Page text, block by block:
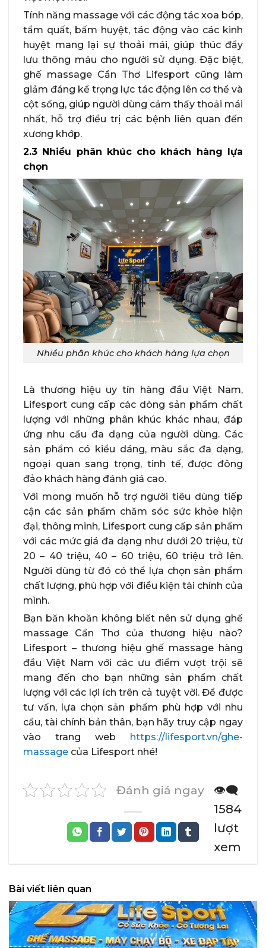
Tính năng massage với các động tác xoa bóp,
tẩm quất, bấm huyệt, tác động vào các kinh
huyệt mang lại sự thoải mái, giúp thúc đẩy
lưu thông máu cho người sử dụng. Đặc biệt,
ghế massage Cần Thơ Lifesport cũng làm
giảm đáng kể trọng lực tác động lên cơ thể và
cột sống, giúp người dùng cảm thấy thoải mái
nhất, hỗ trợ điều trị các bệnh liên quan đến
xương khớp.
2.3 Nhiều phân khúc cho khách hàng lựa
chọn
Nhiều phân khúc cho khách hàng lựa chọn
Là thương hiệu uy tín hàng đầu Việt Nam,
Lifesport cung cấp các dòng sản phẩm chất
lượng với những phân khúc khác nhau, đáp
ứng nhu cầu đa dạng của người dùng. Các
sản phẩm có kiểu dáng, màu sắc đa dạng,
ngoại quan sang trọng, tinh tế, được đông
đảo khách hàng đánh giá cao.
Với mong muốn hỗ trợ người tiêu dùng tiếp
cận các sản phẩm chăm sóc sức khỏe hiện
đại, thông minh, Lifesport cung cấp sản phẩm
với các mức giá đa dạng như dưới 20 triệu, từ
20 – 40 triệu, 40 – 60 triệu, 60 triệu trở lên.
Người dùng từ đó có thể lựa chọn sản phẩm
chất lượng, phù hợp với điều kiện tài chính của
mình.
Bạn băn khoăn không biết nên sử dụng ghế
massage Cần Thơ của thương hiệu nào?
Lifesport – thương hiệu ghế massage hàng
đầu Việt Nam với các ưu điểm vượt trội sẽ
mang đến cho bạn những sản phẩm chất
lượng với các lợi ích trên cả tuyệt vời. Để được
tư vấn, lựa chọn sản phẩm phù hợp với nhu
cầu, tài chính bản thân, bạn hãy truy cập ngay
vào trang web
https://lifesport.vn/ghe-
massage của Lifesport nhé!
Đánh giá ngay
👁️‍🗨️
1584
lượt
xem
Bài viết liên quan